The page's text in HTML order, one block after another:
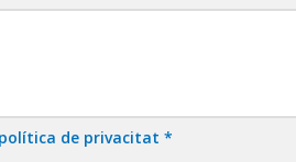
política de privacitat *